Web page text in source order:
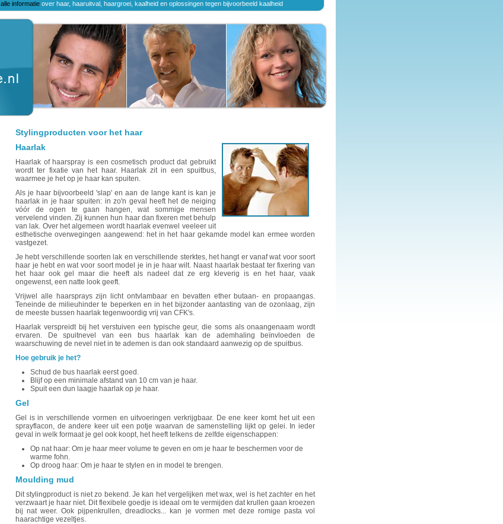
alle informatieover haar, haaruitval, haargroei, kaalheid en oplossingen tegen bijvoorbeeld kaalheid
Stylingproducten voor het haar
Haarlak
Haarlak of haarspray is een cosmetisch product dat gebruikt
wordt ter fixatie van het haar. Haarlak zit in een spuitbus,
waarmee je het op je haar kan spuiten.
Als je haar bijvoorbeeld 'slap' en aan de lange kant is kan je
haarlak in je haar spuiten: in zo'n geval heeft het de neiging
vóór de ogen te gaan hangen, wat sommige mensen
vervelend vinden. Zij kunnen hun haar dan fixeren met behulp
van lak. Over het algemeen wordt haarlak evenwel veeleer uit
esthetische overwegingen aangewend: het in het haar gekamde model kan ermee worden
vastgezet.
Je hebt verschillende soorten lak en verschillende sterktes, het hangt er vanaf wat voor soort
haar je hebt en wat voor soort model je in je haar wilt. Naast haarlak bestaat ter fixering van
het haar ook gel maar die heeft als nadeel dat ze erg kleverig is en het haar, vaak
ongewenst, een natte look geeft.
Vrijwel alle haarsprays zijn licht ontvlambaar en bevatten ether butaan- en propaangas.
Teneinde de milieuhinder te beperken en in het bijzonder aantasting van de ozonlaag, zijn
de meeste bussen haarlak tegenwoordig vrij van CFK's.
Haarlak verspreidt bij het verstuiven een typische geur, die soms als onaangenaam wordt
ervaren. De spuitnevel van een bus haarlak kan de ademhaling beïnvloeden de
waarschuwing de nevel niet in te ademen is dan ook standaard aanwezig op de spuitbus.
Hoe gebruik je het?
Schud de bus haarlak eerst goed.
Blijf op een minimale afstand van 10 cm van je haar.
Spuit een dun laagje haarlak op je haar.
Gel
Gel is in verschillende vormen en uitvoeringen verkrijgbaar. De ene keer komt het uit een
sprayflacon, de andere keer uit een potje waarvan de samenstelling lijkt op gelei. In ieder
geval in welk formaat je gel ook koopt, het heeft telkens de zelfde eigenschappen:
Op nat haar: Om je haar meer volume te geven en om je haar te beschermen voor de
warme fohn.
Op droog haar: Om je haar te stylen en in model te brengen.
Moulding mud
Dit stylingproduct is niet zo bekend. Je kan het vergelijken met wax, wel is het zachter en het
verzwaart je haar niet. Dit flexibele goedje is ideaal om te vermijden dat krullen gaan kroezen
bij nat weer. Ook pijpenkrullen, dreadlocks... kan je vormen met deze romige pasta vol
haarachtige vezeltjes.